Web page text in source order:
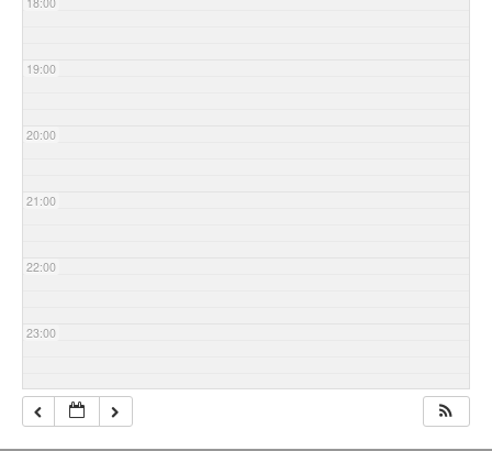
19:00
20:00
21:00
22:00
23:00